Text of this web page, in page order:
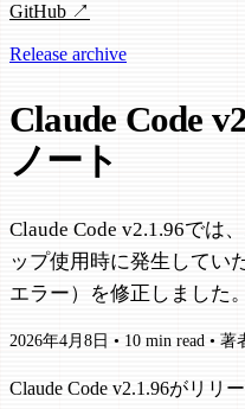
GitHub ↗
Release archive
Claude Code
ノート
Claude Code v2.1.96では
ップ使用時に発生してい
エラー）を修正しました。
2026年4月8日 • 10 min read • 著
Claude Code v2.1.96がリリ